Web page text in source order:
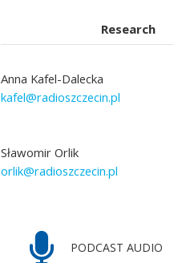
Research
Anna Kafel-Dalecka
kafel@radioszczecin.pl
Sławomir Orlik
orlik@radioszczecin.pl
PODCAST AUDIO